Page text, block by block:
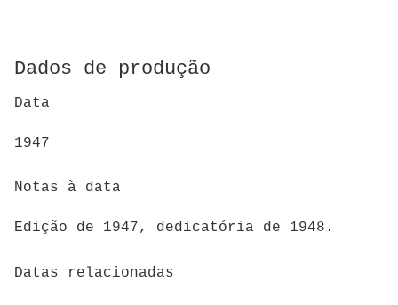
Dados de produção
Data
1947
Notas à data
Edição de 1947, dedicatória de 1948.
Datas relacionadas